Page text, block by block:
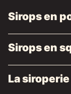
Sirops en
Sirops en
La siroperie